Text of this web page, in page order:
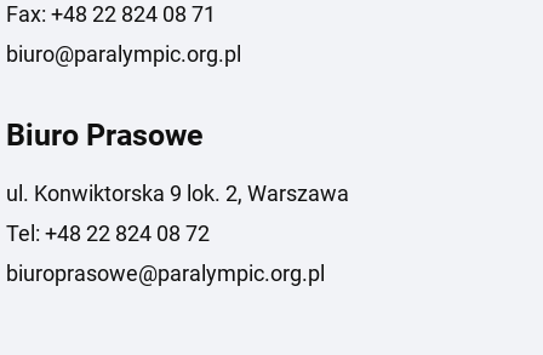
Fax: +48 22 824 08 71
biuro@paralympic.org.pl
Biuro Prasowe
ul. Konwiktorska 9 lok. 2, Warszawa
Tel: +48 22 824 08 72
biuroprasowe@paralympic.org.pl